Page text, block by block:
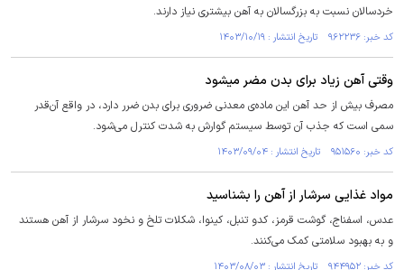
خردسالان نسبت به بزرگسالان به آهن بیشتری نیاز دارند.
کد خبر: ۹۶۲۲۳۶ تاریخ انتشار : ۱۴۰۳/۱۰/۱۹
وقتی آهن زیاد برای بدن مضر میشود
مصرف بیش از حد آهن این ماده‌ی معدنی ضروری برای بدن ضرر دارد، در واقع آن‌قدر
سمی است که جذب آن توسط سیستم گوارش به شدت کنترل می‌شود.
کد خبر: ۹۵۱۵۶۰ تاریخ انتشار : ۱۴۰۳/۰۹/۰۴
مواد غذایی سرشار از آهن را بشناسید
عدس، اسفناج، گوشت قرمز، کدو تنبل، کینوا، شکلات تلخ و نخود سرشار از آهن هستند
و به بهبود سلامتی کمک می‌کنند.
کد خبر: ۹۴۴۹۵۲ تاریخ انتشار : ۱۴۰۳/۰۸/۰۳